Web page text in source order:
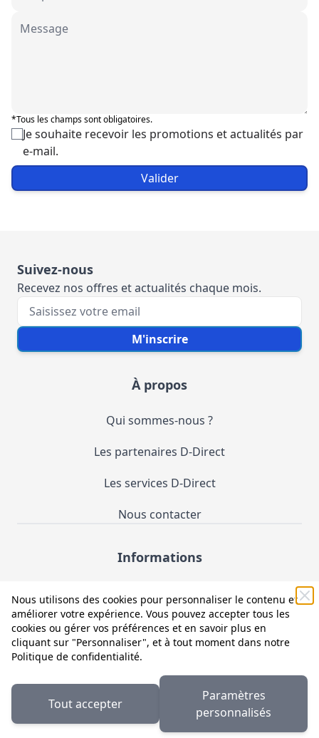
Nous utilisons des cookies pour personnaliser le contenu et
améliorer votre expérience. Vous pouvez accepter tous les
cookies ou gérer vos préférences et en savoir plus en
cliquant sur "Personnaliser", et à tout moment dans notre
Politique de confidentialité.
Tout accepter
Paramètres
personnalisés
*Tous les champs sont obligatoires.
Je souhaite recevoir les promotions et actualités par
e-mail.
Valider
Suivez-nous
Recevez nos offres et actualités chaque mois.
Votre e-mail M'inscrire
À propos
Qui sommes-nous ?
Les partenaires D-Direct
Les services D-Direct
Nous contacter
Informations
Demande de catalogue
Mentions légales et CGV
Conditions générales d'utilisation (CGU)
Politique de confidentialité
Facebook
LinkedIn